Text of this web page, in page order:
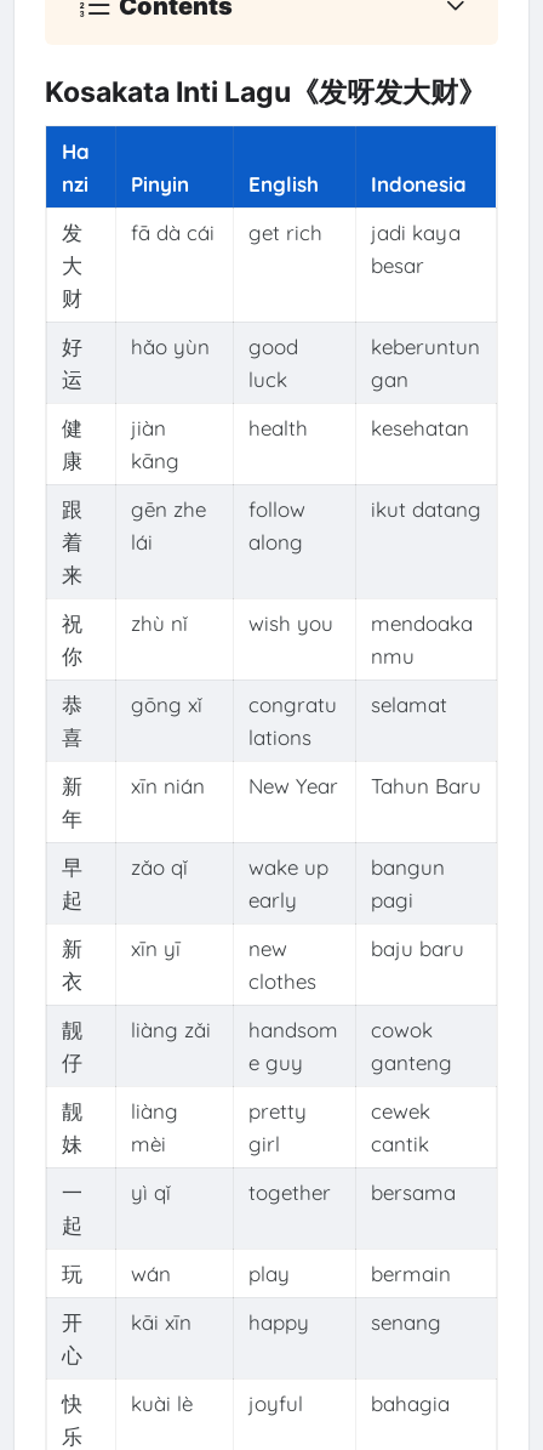
Contents
Kosakata Inti Lagu《发呀发大财》
Ha
nzi
Pinyin English
Indonesia
发
大
财
fā dà cái get rich
jadi kaya
besar
好
运
hǎo yùn
good
luck
keberuntun
gan
健
康
jiàn
kāng
health kesehatan
跟
着
来
gēn zhe
lái
follow
along
ikut datang
祝
你
zhù nǐ wish you
mendoaka
nmu
恭
喜
gōng xǐ
congratu
lations
selamat
新
年
xīn nián New Year Tahun Baru
早
起
zǎo qǐ
wake up
early
bangun
pagi
新
衣
xīn yī
new
clothes
baju baru
靓
仔
liàng zǎi
handsom
e guy
cowok
ganteng
靓
妹
liàng
mèi
pretty
girl
cewek
cantik
一
起
yì qǐ together bersama
玩 wán play
bermain
开
心
kāi xīn happy senang
快
乐
kuài lè joyful bahagia